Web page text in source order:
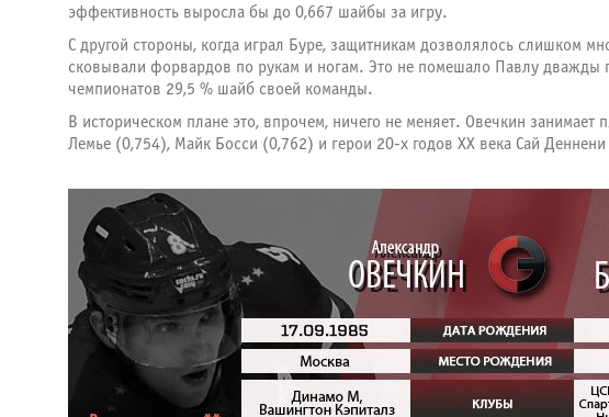
эффективность выросла бы до 0,667 шайбы за игру.
С другой стороны, когда играл Буре, защитникам дозволялось слишком
сковывали форвардов по рукам и ногам. Это не помешало Павлу дважды
чемпионатов 29,5 % шайб своей команды.
В историческом плане это, впрочем, ничего не меняет. Овечкин
Лемье (0,754), Майк Босси (0,762) и герои 20-х годов XX века Сай